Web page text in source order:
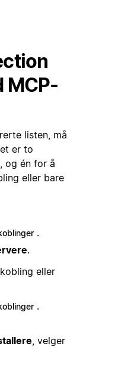
MCP-
listen, må
er to
og én for å
eller bare
.
.
eller
.
, velger